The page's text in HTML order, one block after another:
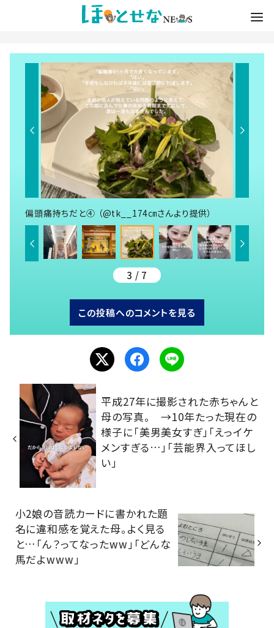
偏頭痛持ちだと④ （@tk__174㎝さんより提供）
3 / 7
この投稿へのコメントを見る
平成27年に撮影された赤ちゃんと
母の写真。 →10年たった現在の
様子に「美男美女すぎ」「えっイケ
メンすぎる…」「芸能界入ってほし
い」
小2娘の音読カードに書かれた題
名に違和感を覚えた母。よく見る
と…「ん？ってなったww」「どんな
馬だよwww」